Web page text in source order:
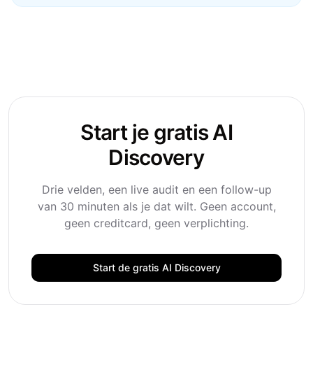
Start je gratis AI
Discovery
Drie velden, een live audit en een follow-up
van 30 minuten als je dat wilt. Geen account,
geen creditcard, geen verplichting.
Start de gratis AI Discovery